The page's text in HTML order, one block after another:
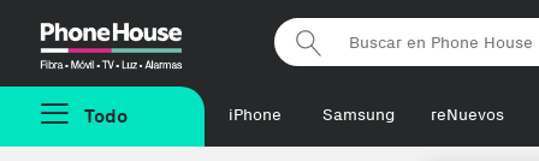
Phonehouse
Todo iPhone Samsung reNuevos